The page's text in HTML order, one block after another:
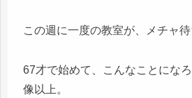
この週に一度の教室が、メチャ待
67才で始めて、こんなことにな
像以上。